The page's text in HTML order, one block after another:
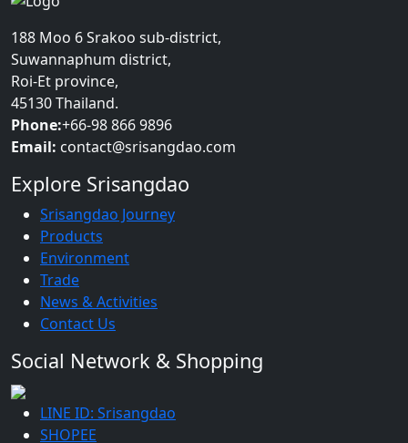
188 Moo 6 Srakoo sub-district,
Suwannaphum district,
Roi-Et province,
45130 Thailand.
Phone:+66-98 866 9896
Email: contact@srisangdao.com
Explore Srisangdao
Srisangdao Journey
Products
Environment
Trade
News & Activities
Contact Us
Social Network & Shopping
LINE ID: Srisangdao
SHOPEE